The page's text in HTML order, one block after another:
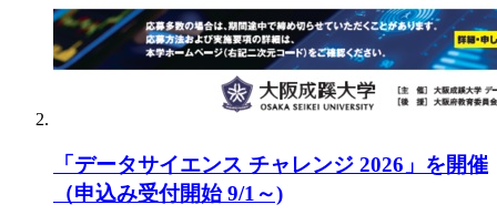
「データサイエンス チャレンジ 2026」を開催
（申込み受付開始 9/1～)